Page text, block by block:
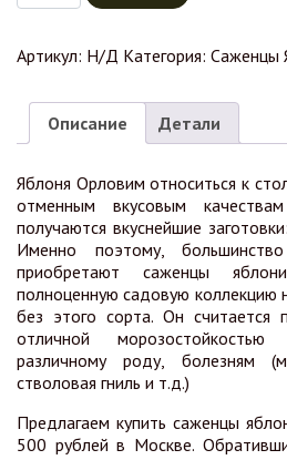
Артикул: Н/Д Категория: Саженцы
Описание Детали
Яблоня Орловим относиться к
отменным вкусовым
получаются вкуснейшие
Именно поэтому,
приобретают саженцы
полноценную садовую коллекцию
без этого сорта. Он считается
отличной
различному роду, болезням
стволовая гниль и т.д.)
Предлагаем купить саженцы
500 рублей в Москве.